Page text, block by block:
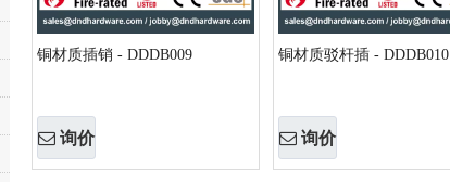
铜材质插销 - DDDB009
询价
铜材质驳杆插 - DDDB010
询价